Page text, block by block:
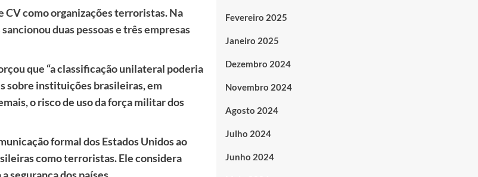
CV como organizações terroristas. Na
duas pessoas e três empresas
que “a classificação unilateral poderia
sobre instituições brasileiras, em
o risco de uso da força militar dos
formal dos Estados Unidos ao
como terroristas. Ele considera
Fevereiro 2025
Janeiro 2025
Dezembro 2024
Novembro 2024
Agosto 2024
Julho 2024
Junho 2024